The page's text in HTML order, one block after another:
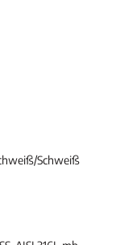
Schweiß